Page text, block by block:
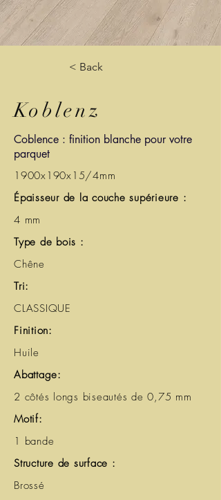
< Back
Koblenz
Coblence : finition blanche pour votre
parquet
1900x190x15/4mm
Épaisseur de la couche supérieure :
4 mm
Type de bois :
Chêne
Tri:
CLASSIQUE
Finition:
Huile
Abattage:
2 côtés longs biseautés de 0,75 mm
Motif:
1 bande
Structure de surface :
Brossé